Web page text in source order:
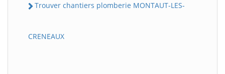
Trouver chantiers plomberie MONTAUT-LES-
CRENEAUX